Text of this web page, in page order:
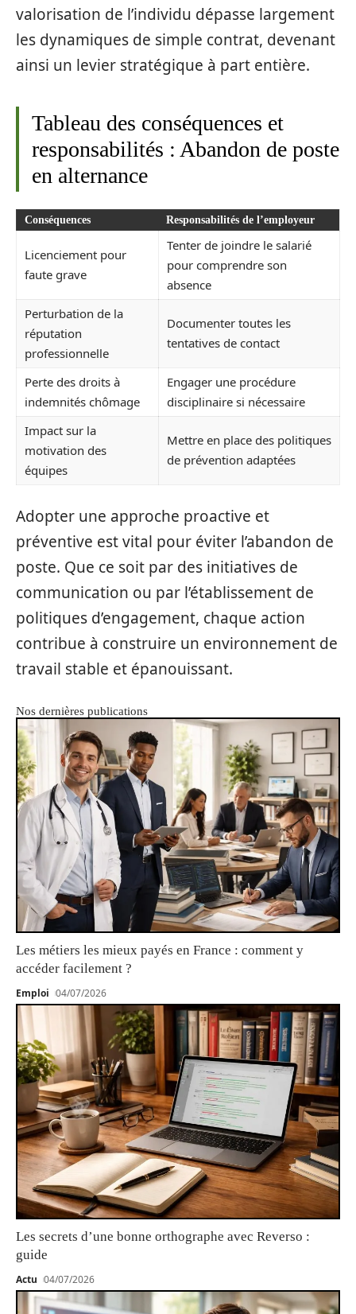
valorisation de l’individu dépasse largement
les dynamiques de simple contrat, devenant
ainsi un levier stratégique à part entière.
Tableau des conséquences et
responsabilités : Abandon de poste
en alternance
Conséquences Responsabilités de l’employeur
Licenciement pour
faute grave
Tenter de joindre le salarié
pour comprendre son
absence
Perturbation de la
réputation
professionnelle
Documenter toutes les
tentatives de contact
Perte des droits à
indemnités chômage
Engager une procédure
disciplinaire si nécessaire
Impact sur la
motivation des
équipes
Mettre en place des politiques
de prévention adaptées
Adopter une approche proactive et
préventive est vital pour éviter l’abandon de
poste. Que ce soit par des initiatives de
communication ou par l’établissement de
politiques d’engagement, chaque action
contribue à construire un environnement de
travail stable et épanouissant.
Nos dernières publications
Les métiers les mieux payés en France : comment y
accéder facilement ?
Emploi 04/07/2026
Les secrets d’une bonne orthographe avec Reverso :
guide
Actu 04/07/2026